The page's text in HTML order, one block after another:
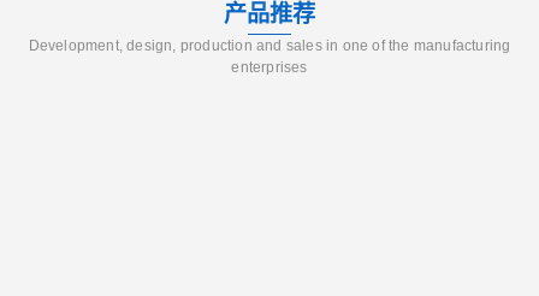
产品推荐
Development, design, production and sales in one of the manufacturing
enterprises